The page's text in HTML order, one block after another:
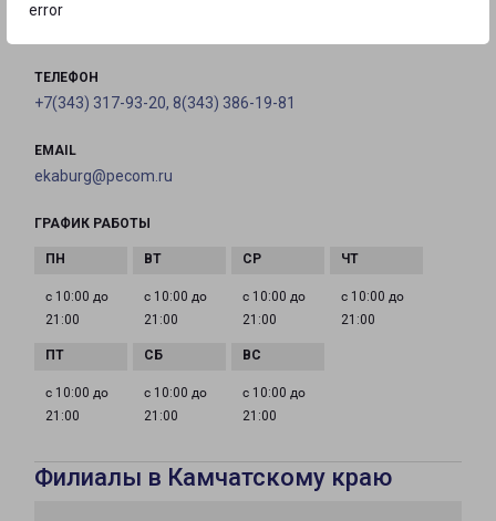
error
ТЕЛЕФОН
+7(343) 317-93-20, 8(343) 386-19-81
EMAIL
ekaburg@pecom.ru
ГРАФИК РАБОТЫ
с 10:00 до
21:00
с 10:00 до
21:00
с 10:00 до
21:00
с 10:00 до
21:00
с 10:00 до
21:00
с 10:00 до
21:00
с 10:00 до
21:00
Филиалы в Камчатскому краю